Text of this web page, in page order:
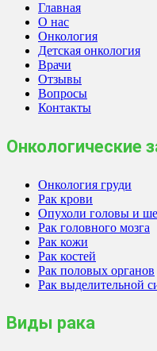
Главная
О нас
Онкология
Детская онкология
Врачи
Отзывы
Вопросы
Контакты
Онкологические
Онкология груди
Рак крови
Опухоли головы и
Рак головного мозга
Рак кожи
Рак костей
Рак половых органов
Рак выделительной
Виды рака